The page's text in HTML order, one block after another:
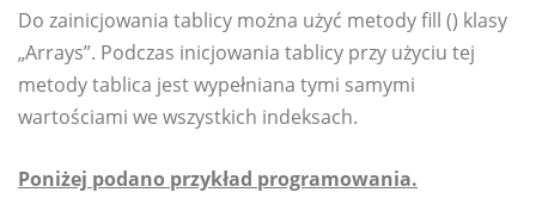
Do zainicjowania tablicy można użyć metody fill () klasy
„Arrays”. Podczas inicjowania tablicy przy użyciu tej
metody tablica jest wypełniana tymi samymi
wartościami we wszystkich indeksach.
Poniżej podano przykład programowania.